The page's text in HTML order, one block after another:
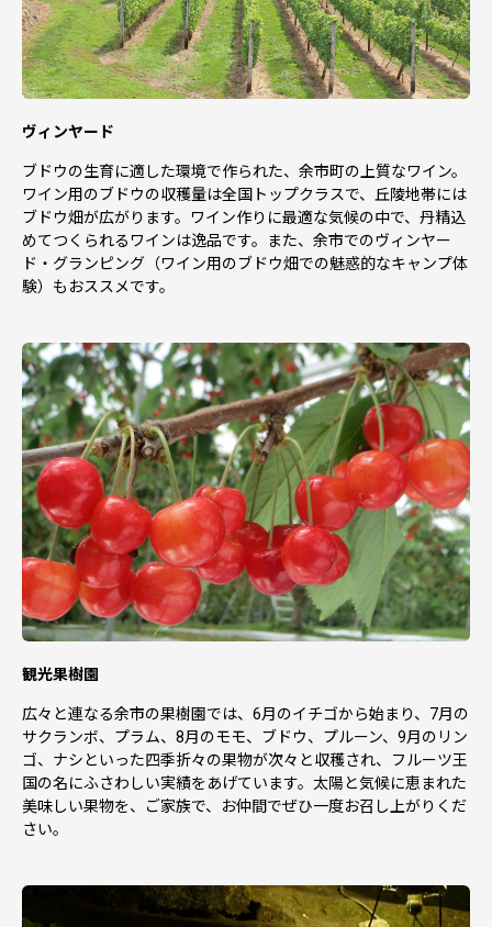
ヴィンヤード
ブドウの生育に適した環境で作られた、余市町の上質なワイン。
ワイン用のブドウの収穫量は全国トップクラスで、丘陵地帯には
ブドウ畑が広がります。ワイン作りに最適な気候の中で、丹精込
めてつくられるワインは逸品です。また、余市でのヴィンヤー
ド・グランピング（ワイン用のブドウ畑での魅惑的なキャンプ体
験）もおススメです。
観光果樹園
広々と連なる余市の果樹園では、6月のイチゴから始まり、7月の
サクランボ、プラム、8月のモモ、ブドウ、プルーン、9月のリン
ゴ、ナシといった四季折々の果物が次々と収穫され、フルーツ王
国の名にふさわしい実績をあげています。太陽と気候に恵まれた
美味しい果物を、ご家族で、お仲間でぜひ一度お召し上がりくだ
さい。